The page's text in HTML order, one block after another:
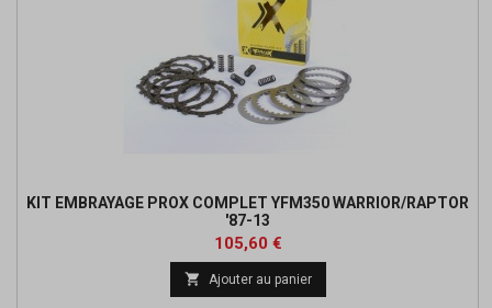
KIT EMBRAYAGE PROX COMPLET YFM350 WARRIOR/RAPTOR
'87-13
Prix
105,60 €Prix
de
base
 Ajouter au panier